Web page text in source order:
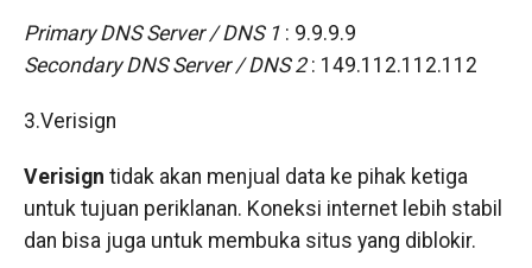
Primary DNS Server / DNS 1: 9.9.9.9
Secondary DNS Server / DNS 2: 149.112.112.112
3.Verisign
Verisign tidak akan menjual data ke pihak ketiga
untuk tujuan periklanan. Koneksi internet lebih stabil
dan bisa juga untuk membuka situs yang diblokir.